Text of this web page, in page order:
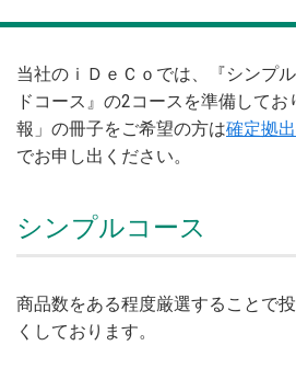
当社のｉＤｅＣｏでは、『シンプ
ドコース』の2コースを準備して
報」の冊子をご希望の方は確定拠
でお申し出ください。
シンプルコース
商品数をある程度厳選することで
くしております。